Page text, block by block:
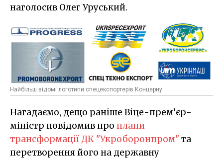
наголосив Олег Уруський.
Найбільш відомі логотипи спецекспортерів Концерну
Нагадаємо, дещо раніше Віце-прем’єр-
міністр повідомив про плани
трансформації ДК "Укроборонпром"та
перетворення його на державну